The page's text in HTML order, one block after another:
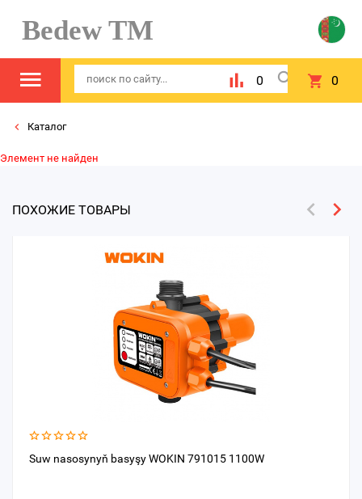
Bedew TM
0 0
Каталог
Элемент не найден
ПОХОЖИЕ ТОВАРЫ
Suw nasosynyň basyşy WOKIN 791015 1100W